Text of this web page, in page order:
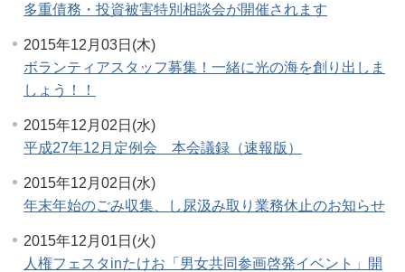
多重債務・投資被害特別相談会が開催されます
2015年12月03日(木)
ボランティアスタッフ募集！一緒に光の海を創り出しま
しょう！！
2015年12月02日(水)
平成27年12月定例会 本会議録（速報版）
2015年12月02日(水)
年末年始のごみ収集、し尿汲み取り業務休止のお知らせ
2015年12月01日(火)
人権フェスタinたけお「男女共同参画啓発イベント」開